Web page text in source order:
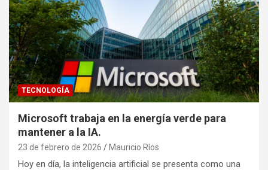
TECNOLOGÍA
Microsoft trabaja en la energía verde para
mantener a la IA.
23 de febrero de 2026 Mauricio Ríos
Hoy en día, la inteligencia artificial se presenta como una